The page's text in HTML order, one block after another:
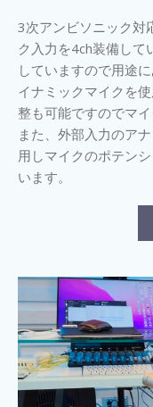
3次アンビソニック対
ク入力を4ch装備して
していますので用途
イナミックマイクを
整も可能ですのでマ
また、外部入力のア
用しマイクのポテン
います。